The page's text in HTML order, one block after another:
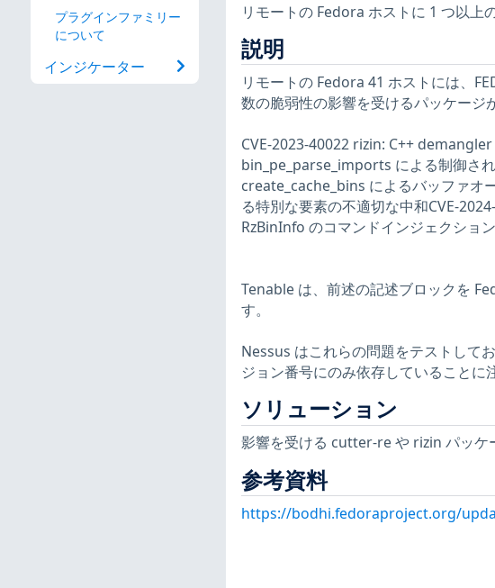
プラグインファミリー
について
インジケーター
リモートの Fedora ホストに 1 つ以上
説明
リモートの Fedora 41 ホストには、
数の脆弱性の影響を受けるパッケージ
CVE-2023-40022 rizin: C++
bin_pe_parse_imports による制御さ
create_cache_bins によるバッファオ
る特別な要素の不適切な中和CVE-
RzBinInfo のコマンドインジェクション
Tenable は、前述の記述ブロックを
す。
Nessus はこれらの問題をテストして
ジョン番号にのみ依存していることに
ソリューション
影響を受ける cutter-re や rizin パッケ
参考資料
https://bodhi.fedoraproject.org/